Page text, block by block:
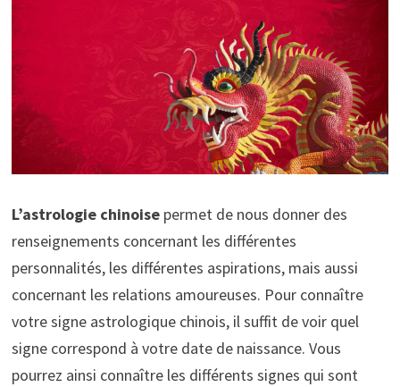
L’astrologie chinoisepermet de nous donner des
renseignements concernant les différentes
personnalités, les différentes aspirations, mais aussi
concernant les relations amoureuses. Pour connaître
votre signe astrologique chinois, il suffit de voir quel
signe correspond à votre date de naissance. Vous
pourrez ainsi connaître les différents signes qui sont